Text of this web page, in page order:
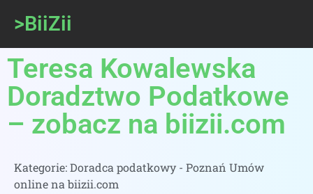
>BiiZii
Teresa Kowalewska
Doradztwo Podatkowe
– zobacz na biizii.com
Kategorie:Doradca podatkowy - Poznań Umów
online na biizii.com